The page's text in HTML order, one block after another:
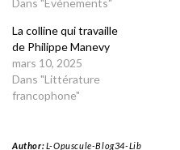
Dans "Événements"
La colline qui travaille
de Philippe Manevy
mars 10, 2025
Dans "Littérature
francophone"
Author:L-Opuscule-Blog34-Lib